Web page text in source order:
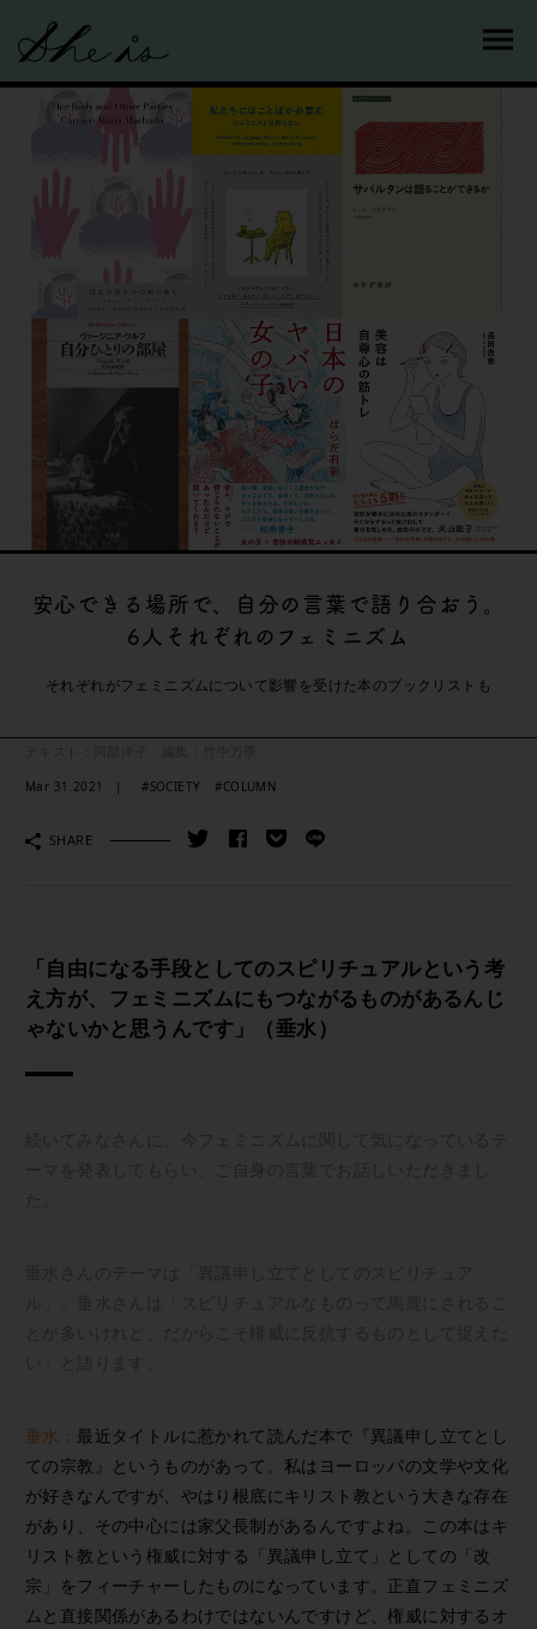
安心できる場所で、自分の言葉で語り合おう。
6人それぞれのフェミニズム
それぞれがフェミニズムについて影響を受けた本のブックリストも
Mar 31.2021 #SOCIETY #COLUMN
SHARE
「自由になる手段としてのスピリチュアルという考
え方が、フェミニズムにもつながるものがあるんじ
ゃないかと思うんです」（垂水）
垂水： 最近タイトルに惹かれて読んだ本で『異議申し立てとし
ての宗教』というものがあって。私はヨーロッパの文学や文化
が好きなんですが、やはり根底にキリスト教という大きな存在
があり、その中心には家父長制があるんですよね。この本はキ
リスト教という権威に対する「異議申し立て」としての「改
宗」をフィーチャーしたものになっています。正直フェミニズ
ムと直接関係があるわけではないんですけど、権威に対するオ